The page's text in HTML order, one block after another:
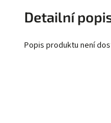
Detailní
Popis produktu není